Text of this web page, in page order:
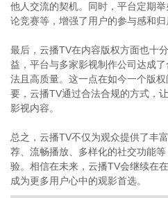
他人交流的契机。同时，平台定期
论竞赛等，增强了用户的参与感和归
最后，云播TV在内容版权方面也十
益，平台与多家影视制作公司达成
法且高质量。这一点在如今一个版
要，云播TV通过合法合规的方式，
影视内容。
总之，云播TV不仅为观众提供了丰
荐、流畅播放、多样化的社交功能
验。相信在未来，云播TV会继续在
成为更多用户心中的观影首选。